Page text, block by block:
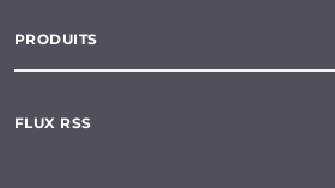
PRODUITS
FLUX RSS